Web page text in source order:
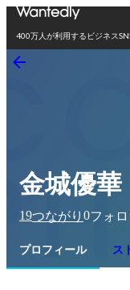
400万人が利用するビジネス
金城優華
19つながり 0フォ
プロフィール ス